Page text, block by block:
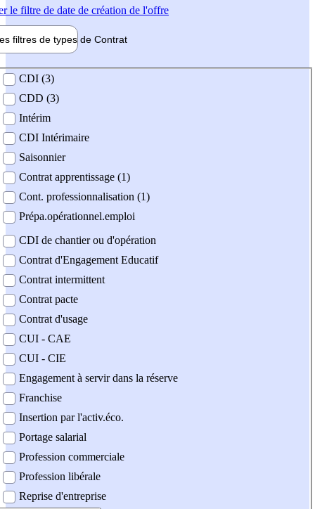
le filtre de date de création de l'offre
filtres de types de Contrat
contrat
CDI (3)
CDD (3)
Intérim
CDI Intérimaire
Saisonnier
Contrat apprentissage (1)
Cont. professionnalisation (1)
Prépa.opérationnel.emploi
CDI de chantier ou d'opération
Contrat d'Engagement Educatif
Contrat intermittent
Contrat pacte
Contrat d'usage
CUI - CAE
CUI - CIE
Engagement à servir dans la réserve
Franchise
Insertion par l'activ.éco.
Portage salarial
Profession commerciale
Profession libérale
Reprise d'entreprise